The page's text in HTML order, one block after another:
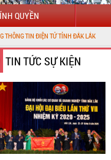
QUYỀN
LẮK
TIN TỨC SỰ KIỆN